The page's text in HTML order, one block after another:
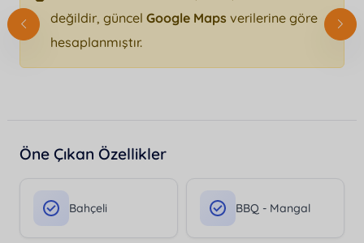
değildir, güncel Google Maps verilerine göre
hesaplanmıştır.
Öne Çıkan Özellikler
Bahçeli BBQ - Mangal